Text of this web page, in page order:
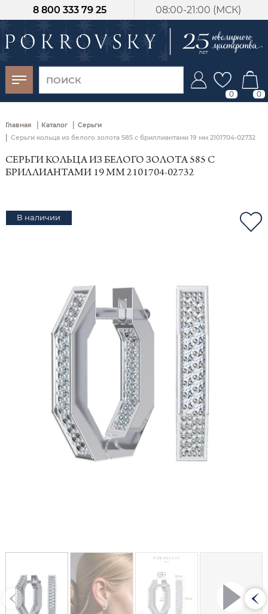
08:00-21:00 (МСК)
8 800 333 79 25
0 0
Главная | Каталог | Серьги
| Серьги кольца из белого золота 585 с бриллиантами 19 мм 2101704-02732
СЕРЬГИ КОЛЬЦА ИЗ БЕЛОГО ЗОЛОТА 585 С
БРИЛЛИАНТАМИ 19 ММ 2101704-02732
В наличии
-30%
от 15 дней с
момента оплаты